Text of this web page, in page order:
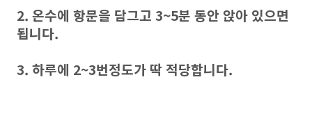
2. 온수에 항문을 담그고 3~5분 동안 앉아 있으면
됩니다.
3. 하루에 2~3번정도가 딱 적당합니다.